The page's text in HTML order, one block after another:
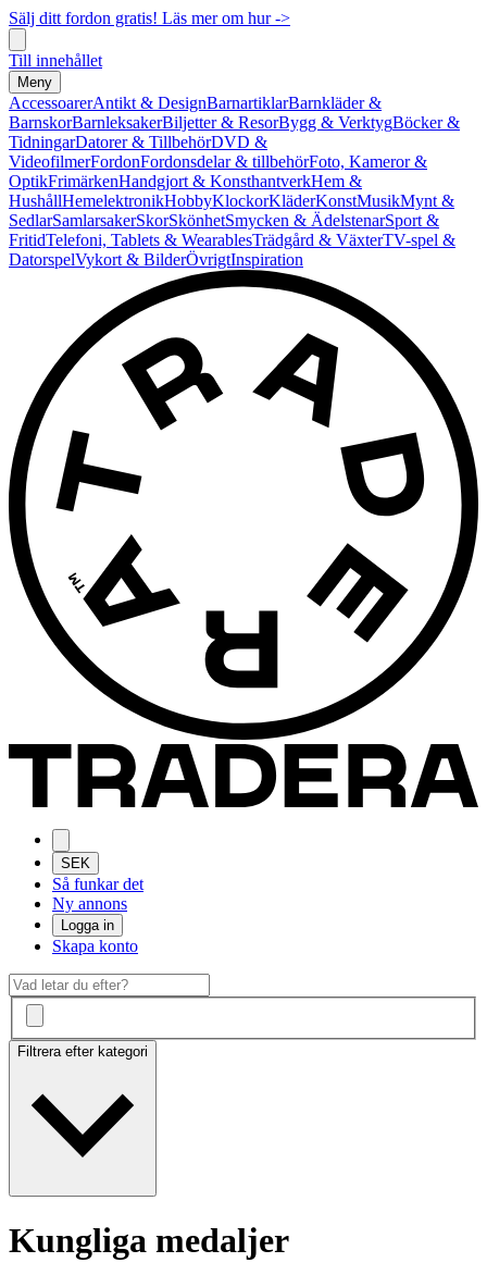
Sälj ditt fordon gratis! Läs mer om hur ->
Till innehållet
Meny
AccessoarerAntikt & DesignBarnartiklarBarnkläder &
BarnskorBarnleksakerBiljetter & ResorBygg & VerktygBöcker &
TidningarDatorer & TillbehörDVD &
VideofilmerFordonFordonsdelar & tillbehörFoto, Kameror &
OptikFrimärkenHandgjort & KonsthantverkHem &
HushållHemelektronikHobbyKlockorKläderKonstMusikMynt &
SedlarSamlarsakerSkorSkönhetSmycken & ÄdelstenarSport &
FritidTelefoni, Tablets & WearablesTrädgård & VäxterTV-spel &
DatorspelVykort & BilderÖvrigtInspiration
SEK
Så funkar det
Ny annons
Logga in
Skapa konto
Filtrera efter kategori
Kungliga medaljer